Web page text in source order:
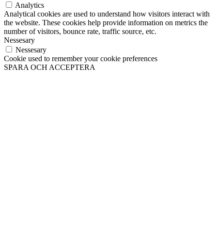
Analytics
Analytical cookies are used to understand how visitors interact with
the website. These cookies help provide information on metrics the
number of visitors, bounce rate, traffic source, etc.
Nessesary
Nessesary
Cookie used to remember your cookie preferences
SPARA OCH ACCEPTERA